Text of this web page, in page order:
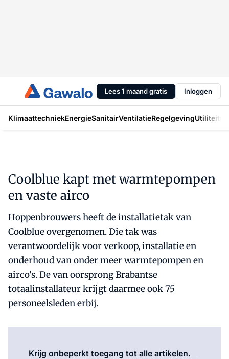
Lees 1 maand gratis Inloggen
KlimaattechniekEnergieSanitairVentilatieRegelgevingUtiliteit
Coolblue kapt met warmtepompen
en vaste airco
Hoppenbrouwers heeft de installatietak van
Coolblue overgenomen. Die tak was
verantwoordelijk voor verkoop, installatie en
onderhoud van onder meer warmtepompen en
airco's. De van oorsprong Brabantse
totaalinstallateur krijgt daarmee ook 75
personeelsleden erbij.
Krijg onbeperkt toegang tot alle artikelen.